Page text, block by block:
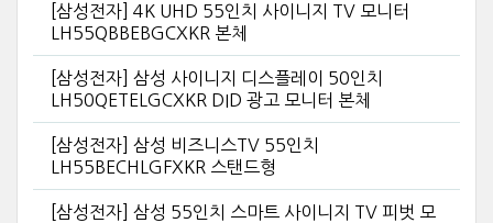
[삼성전자] 4K UHD 55인치 사이니지 TV 모니터
LH55QBBEBGCXKR 본체
[삼성전자] 삼성 사이니지 디스플레이 50인치
LH50QETELGCXKR DID 광고 모니터 본체
[삼성전자] 삼성 비즈니스TV 55인치
LH55BECHLGFXKR 스탠드형
[삼성전자] 삼성 55인치 스마트 사이니지 TV 피벗 모